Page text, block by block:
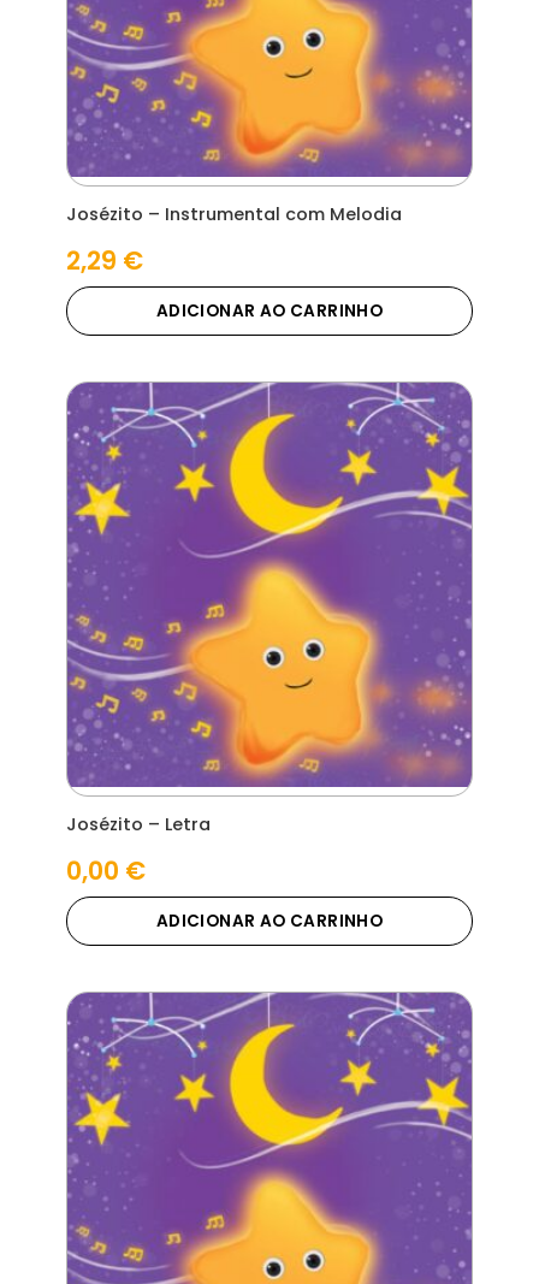
Josézito – Instrumental com Melodia
2,29 €
ADICIONAR AO CARRINHO
Josézito – Letra
0,00 €
ADICIONAR AO CARRINHO